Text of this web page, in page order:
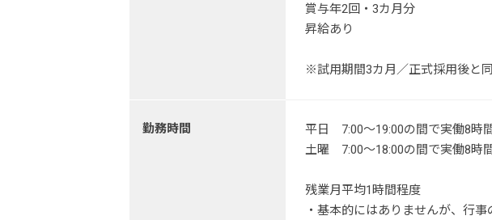
賞与年2回・3カ月分
昇給あり
※試用期間3カ月／正式採用後と
勤務時間
平日 7:00～19:00の間で実働8時
土曜 7:00～18:00の間で実働8時
残業月平均1時間程度
・基本的にはありませんが、行